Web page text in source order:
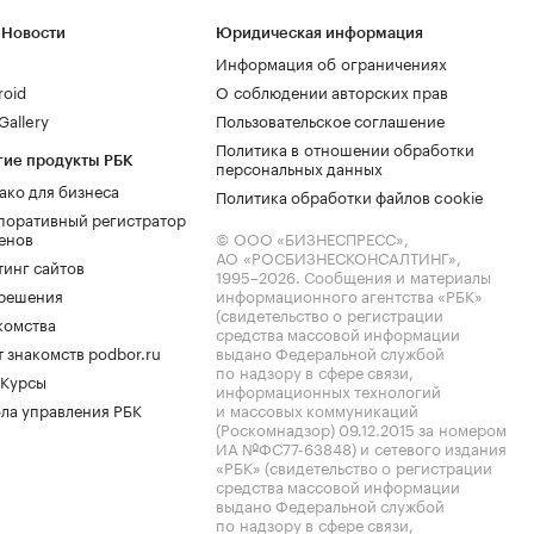
продукты РБК
для бизнеса
регистратор
сайтов
знакомств podbor.ru
управления РБК
Юридическая информация
Информация об ограничениях
О соблюдении авторских прав
Пользовательское соглашение
Политика в отношении обработки
персональных данных
Политика обработки файлов cookie
© ООО «БИЗНЕСПРЕСС»,
АО «РОСБИЗНЕСКОНСАЛТИНГ»,
1995–2026. Сообщения и материалы
информационного агентства «РБК»
(свидетельство о регистрации
средства массовой информации
выдано Федеральной службой
по надзору в сфере связи,
информационных технологий
и массовых коммуникаций
(Роскомнадзор) 09.12.2015 за номером
ИА №ФС77-63848) и сетевого издания
«РБК» (свидетельство о регистрации
средства массовой информации
выдано Федеральной службой
по надзору в сфере связи,